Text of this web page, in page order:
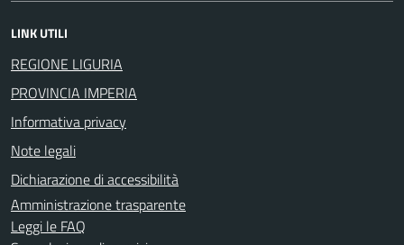
LINK UTILI
REGIONE LIGURIA
PROVINCIA IMPERIA
Informativa privacy
Note legali
Dichiarazione di accessibilità
Amministrazione trasparente
Leggi le FAQ